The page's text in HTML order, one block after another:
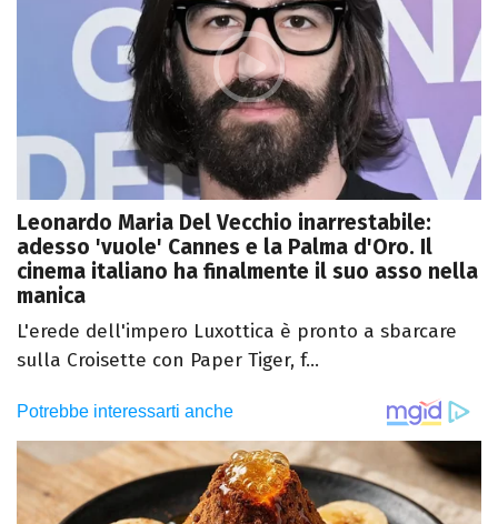
Leonardo Maria Del Vecchio inarrestabile:
adesso 'vuole' Cannes e la Palma d'Oro. Il
cinema italiano ha finalmente il suo asso nella
manica
L'erede dell'impero Luxottica è pronto a sbarcare
sulla Croisette con Paper Tiger, f...